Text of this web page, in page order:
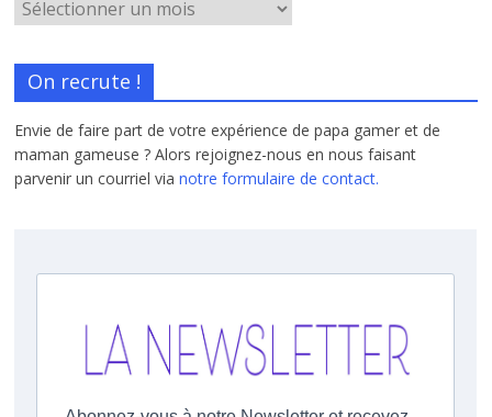
On recrute !
Envie de faire part de votre expérience de papa gamer et de
maman gameuse ? Alors rejoignez-nous en nous faisant
parvenir un courriel vianotre formulaire de contact.